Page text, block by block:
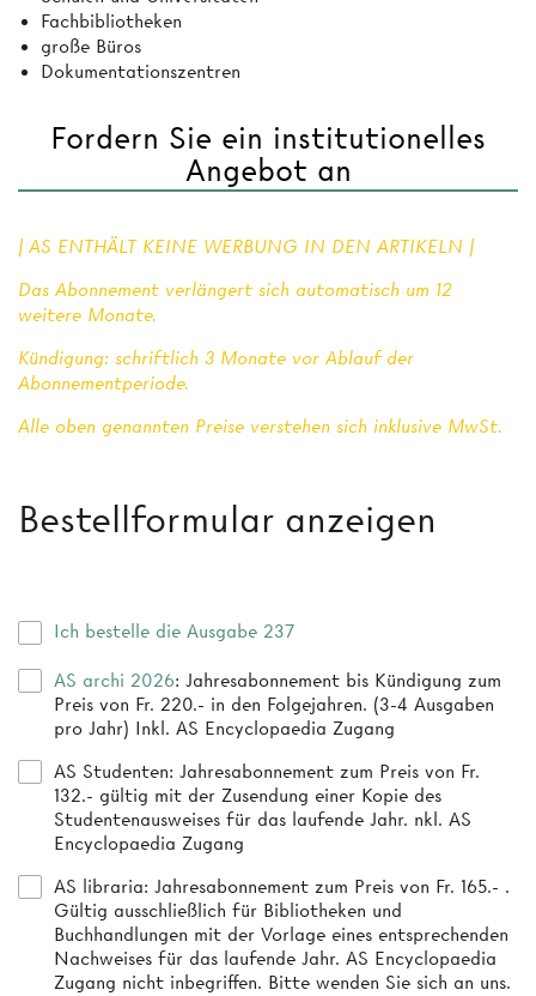
Fachbibliotheken
große Büros
Dokumentationszentren
Fordern Sie ein institutionelles
Angebot an
| AS ENTHÄLT KEINE WERBUNG IN DEN ARTIKELN |
Das Abonnement verlängert sich automatisch um 12
weitere Monate.
Kündigung: schriftlich 3 Monate vor Ablauf der
Abonnementperiode.
Alle oben genannten Preise verstehen sich inklusive MwSt.
Bestellformular anzeigen
Ich bestelle die Ausgabe 237
AS archi 2026: Jahresabonnement bis Kündigung zum
Preis von Fr. 220.- in den Folgejahren. (3-4 Ausgaben
pro Jahr) Inkl. AS Encyclopaedia Zugang
AS Studenten: Jahresabonnement zum Preis von Fr.
132.- gültig mit der Zusendung einer Kopie des
Studentenausweises für das laufende Jahr. nkl. AS
Encyclopaedia Zugang
AS libraria: Jahresabonnement zum Preis von Fr. 165.- .
Gültig ausschließlich für Bibliotheken und
Buchhandlungen mit der Vorlage eines entsprechenden
Nachweises für das laufende Jahr. AS Encyclopaedia
Zugang nicht inbegriffen. Bitte wenden Sie sich an uns.